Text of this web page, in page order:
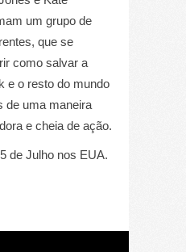
um grupo de
que se
como salvar a
e o resto do mundo
de uma maneira
e cheia de ação.
de Julho nos EUA.